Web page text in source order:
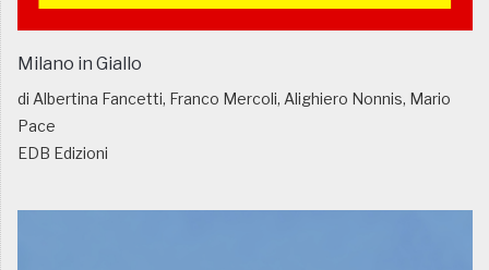
Milano in Giallo
di Albertina Fancetti, Franco Mercoli, Alighiero Nonnis, Mario
Pace
EDB Edizioni